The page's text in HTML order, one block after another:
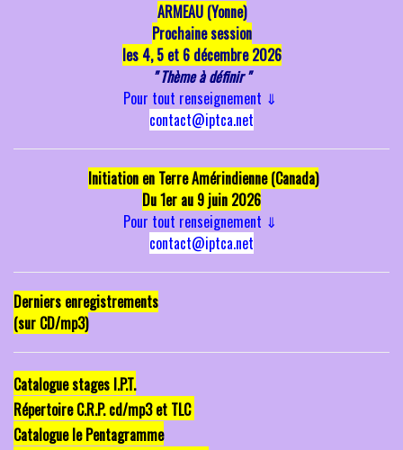
ARMEAU (Yonne)
Prochaine session
les 4, 5 et 6 décembre 2026
" Thème à définir "
Pour tout renseignement ⇓
contact@iptca.net
Initiation en Terre Amérindienne (Canada)
Du 1er au 9 juin 2026
Pour tout renseignement ⇓
contact@iptca.net
Derniers enregistrements
(sur CD/mp3)
Catalogue stages I.P.T.
Répertoire C.R.P. cd/mp3 et TLC
Catalogue le Pentagramme